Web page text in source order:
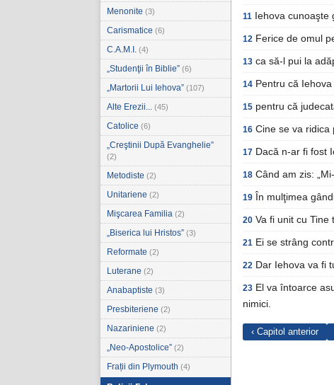
Menonite (3)
Carismatice (6)
C.A.M.I. (4)
„Studenţii în Biblie” (6)
„Martorii Lui Iehova” (107)
Alte Erezii... (45)
Catolice (6)
„Creştinii După Evanghelie”
(2)
Metodiste (2)
Unitariene (2)
Mişcarea Familia (2)
„Biserica lui Hristos” (3)
Reformate (2)
Luterane (2)
Anabaptiste (3)
Presbiteriene (2)
Nazariniene (2)
„Neo-Apostolice” (2)
Frații din Plymouth (4)
11 Iehova
12 Ferice de omul
13 ca să-l pui la
14 Pentru că
15 pentru că
16 Cine se va ridica
17 Dacă n-ar fi fost
18 Când am zis:
19 În mulţimea
20 Va fi unit cu Tine
21 Ei se strâng
22 Dar Iehova va fi
23 El va întoarce
nimici.
‹ Capitol anterior